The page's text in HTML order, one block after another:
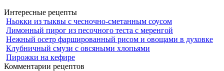
Интересные рецепты
Ньокки из тыквы с чесночно-сметанным соусом
Лимонный пирог из песочного теста с меренгой
Нежный осетр фаршированный рисом и овощами в духовке
Клубничный смузи с овсяными хлопьями
Пирожки на кефире
Комментарии рецептов